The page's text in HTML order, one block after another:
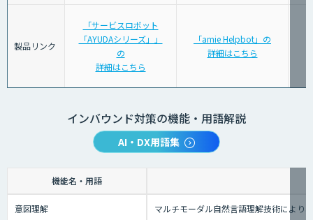
製品リンク
「サービスロボット
「AYUDAシリーズ」」
の
詳細はこちら
「amie Helpbot」の
詳細はこちら
インバウンド対策の機能・用語解説
AI・DX用語集
機能名・用語
意図理解 マルチモーダル自然言語理解技術により